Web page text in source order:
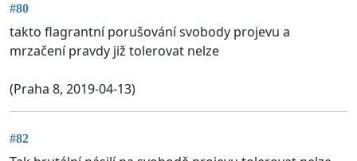
#80
takto flagrantní porušování svobody projevu a
mrzačení pravdy již tolerovat nelze
(Praha 8, 2019-04-13)
#82